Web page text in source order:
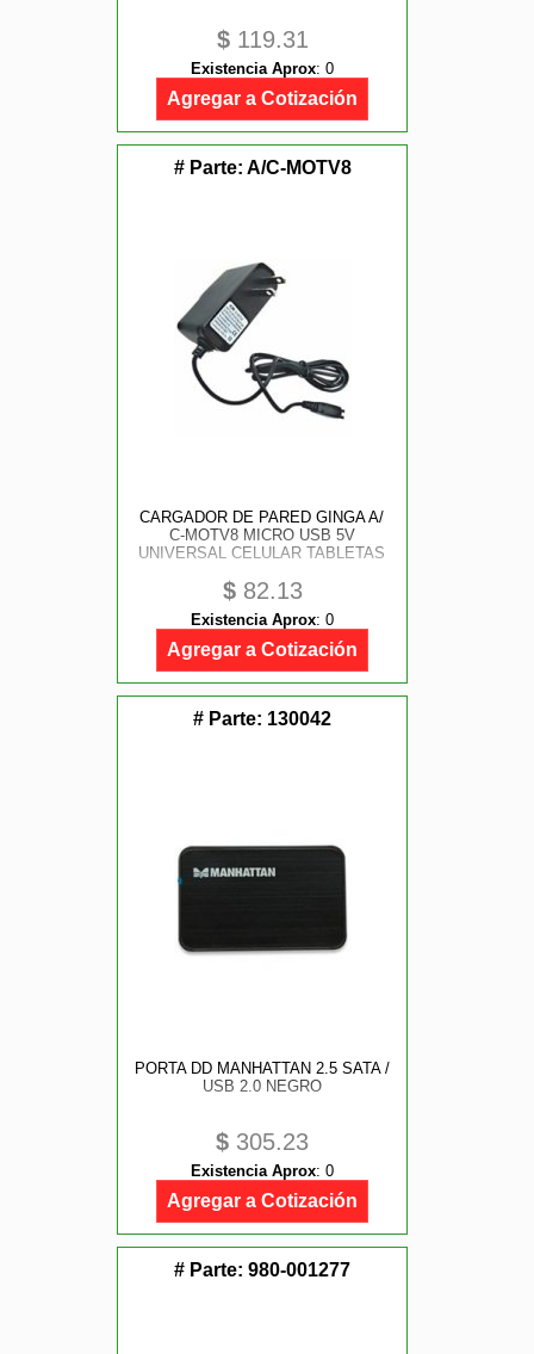
$119.31
Existencia Aprox: 0
Agregar a Cotización
# Parte: A/C-MOTV8
CARGADOR DE PARED GINGA A/
C-MOTV8 MICRO USB 5V
UNIVERSAL CELULAR TABLETAS
$82.13
Existencia Aprox: 0
Agregar a Cotización
# Parte: 130042
PORTA DD MANHATTAN 2.5 SATA /
USB 2.0 NEGRO
$ 305.23
Existencia Aprox: 0
Agregar a Cotización
# Parte: 980-001277